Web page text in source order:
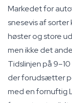
Markedet for
snesevis af
høster og store
men ikke det
Tidslinjen på
der forudsætter
med en fornuftig